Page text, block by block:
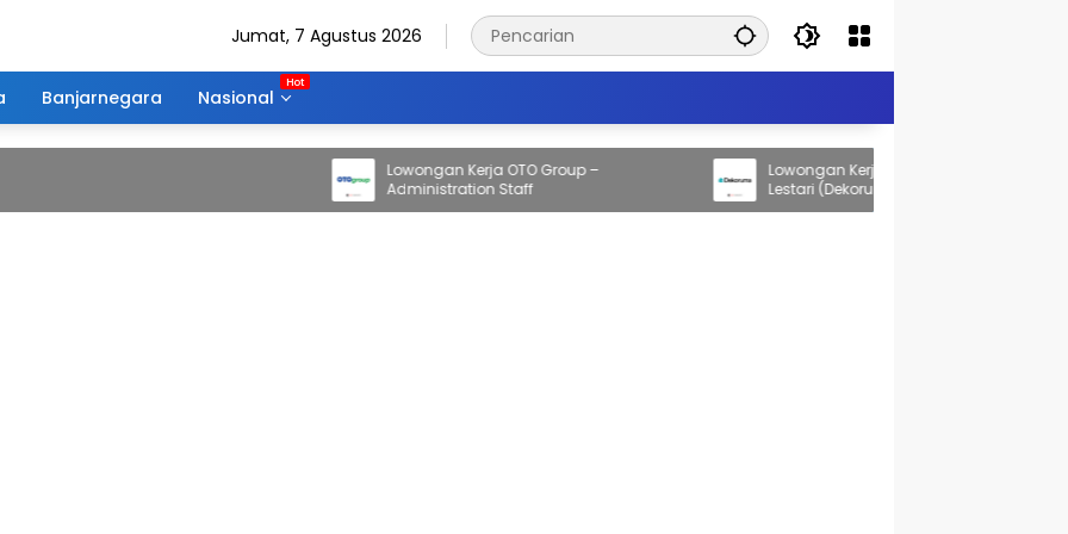
Jumat, 7 Agustus 2026
Banjarnegara Nasional
Lowongan Kerja OTO Group –
Administration Staff
Lowongan Kerja PT Dekoruma Inovasi
Lestari (Dekoruma)